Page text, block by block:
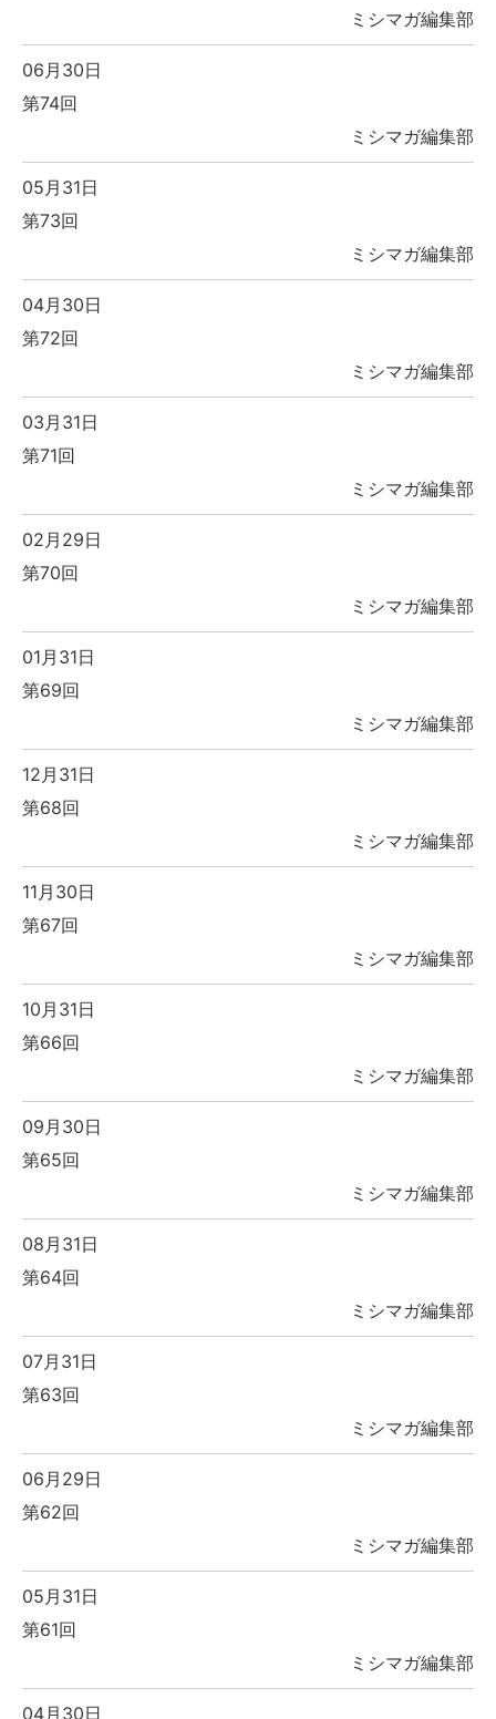
ミシマガ編集部
06月30日
第74回
ミシマガ編集部
05月31日
第73回
ミシマガ編集部
04月30日
第72回
ミシマガ編集部
03月31日
第71回
ミシマガ編集部
02月29日
第70回
ミシマガ編集部
01月31日
第69回
ミシマガ編集部
12月31日
第68回
ミシマガ編集部
11月30日
第67回
ミシマガ編集部
10月31日
第66回
ミシマガ編集部
09月30日
第65回
ミシマガ編集部
08月31日
第64回
ミシマガ編集部
07月31日
第63回
ミシマガ編集部
06月29日
第62回
ミシマガ編集部
05月31日
第61回
ミシマガ編集部
04月30日